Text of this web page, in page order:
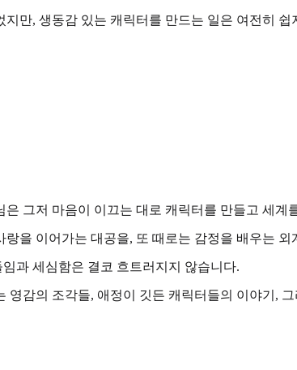
만, 생동감 있는 캐릭터를 만드는 일은 여전히 쉽
그저 마음이 이끄는 대로 캐릭터를 만들고 세계
을 이어가는 대공을, 또 때로는 감정을 배우는 외
과 세심함은 결코 흐트러지지 않습니다.
영감의 조각들, 애정이 깃든 캐릭터들의 이야기,